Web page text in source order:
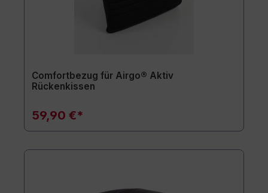
Comfortbezug für Airgo® Aktiv
Rückenkissen
59,90 €*